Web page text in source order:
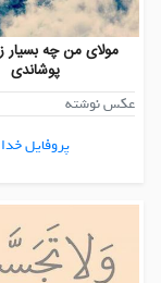
مولای من چه بسیار
پوشاندی
عکس نوشته
پروفایل خدا